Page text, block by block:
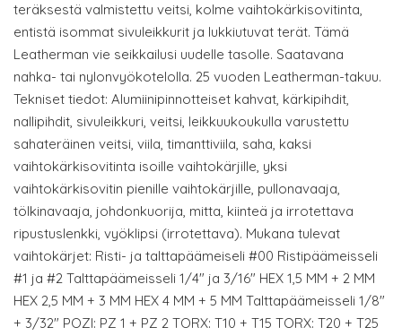
teräksestä valmistettu veitsi, kolme vaihtokärkisovitinta,
entistä isommat sivuleikkurit ja lukkiutuvat terät. Tämä
Leatherman vie seikkailusi uudelle tasolle. Saatavana
nahka- tai nylonvyökotelolla. 25 vuoden Leatherman-takuu.
Tekniset tiedot: Alumiinipinnotteiset kahvat, kärkipihdit,
nallipihdit, sivuleikkuri, veitsi, leikkuukoukulla varustettu
sahateräinen veitsi, viila, timanttiviila, saha, kaksi
vaihtokärkisovitinta isoille vaihtokärjille, yksi
vaihtokärkisovitin pienille vaihtokärjille, pullonavaaja,
tölkinavaaja, johdonkuorija, mitta, kiinteä ja irrotettava
ripustuslenkki, vyöklipsi (irrotettava). Mukana tulevat
vaihtokärjet: Risti- ja talttapäämeiseli #00 Ristipäämeisseli
#1 ja #2 Talttapäämeisseli 1/4" ja 3/16" HEX 1,5 MM + 2 MM
HEX 2,5 MM + 3 MM HEX 4 MM + 5 MM Talttapäämeisseli 1/8"
+ 3/32" POZI: PZ 1 + PZ 2 TORX: T10 + T15 TORX: T20 + T25